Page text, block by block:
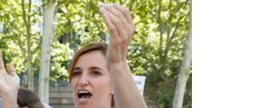
de dos horas de reunión, no se ha alcanzado un acuerdo |EFE